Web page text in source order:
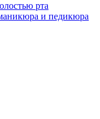
рта
и педикюра